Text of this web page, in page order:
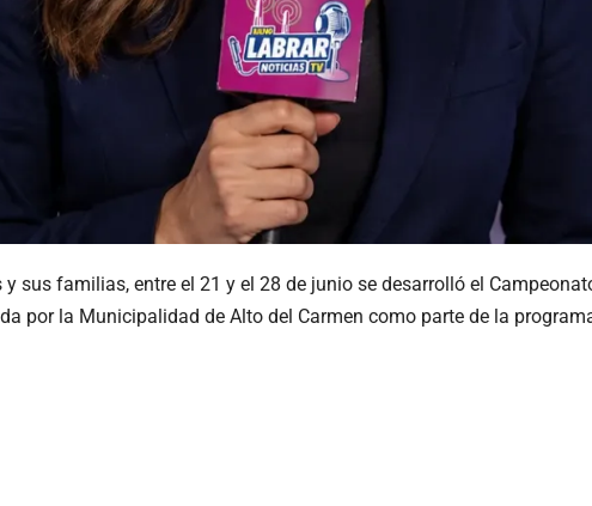
sus familias, entre el 21 y el 28 de junio se desarrolló el
por la Municipalidad de Alto del Carmen como parte de la